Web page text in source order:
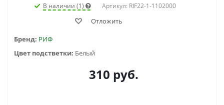
В наличии (1) Артикул: RIF22-1-1102000
Отложить
Бренд: РИФ
Цвет подстветки: Белый
310 руб.